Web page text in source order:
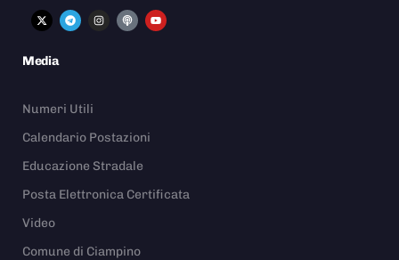
Media
Numeri Utili
Calendario Postazioni
Educazione Stradale
Posta Elettronica Certificata
Video
Comune di Ciampino